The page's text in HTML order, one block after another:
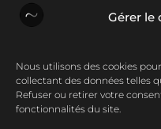
Gérer le
Nous utilisons des cookies
collectant des données telles
Refuser ou retirer votre
fonctionnalités du site.
16 Mar 2022
Franchise Khaan